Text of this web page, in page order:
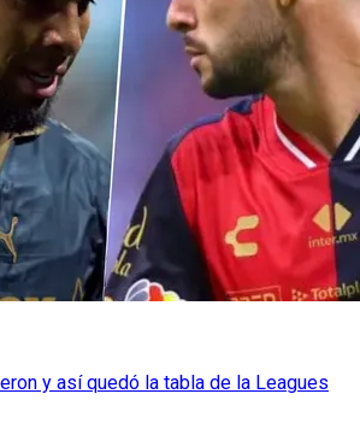
y así quedó la tabla de la Leagues